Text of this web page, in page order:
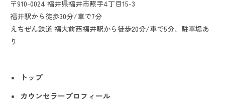
〒910-0024 福井県福井市照手4丁目15-3
福井駅から徒歩30分/車で7分
えちぜん鉄道 福大前西福井駅から徒歩20分/車で5分、駐車場あ
り
トップ
カウンセラープロフィール